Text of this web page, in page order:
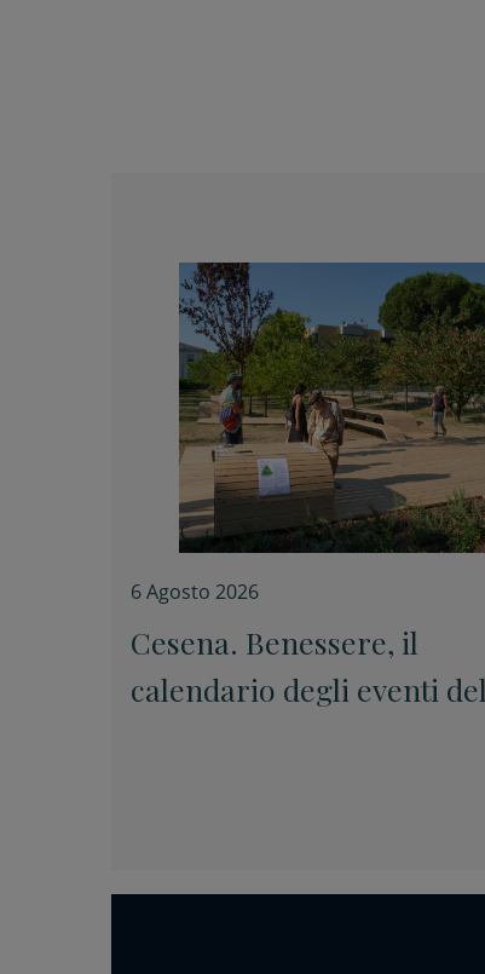
6 Agosto 2026
Cesena. Benessere, il
calendario degli eventi del